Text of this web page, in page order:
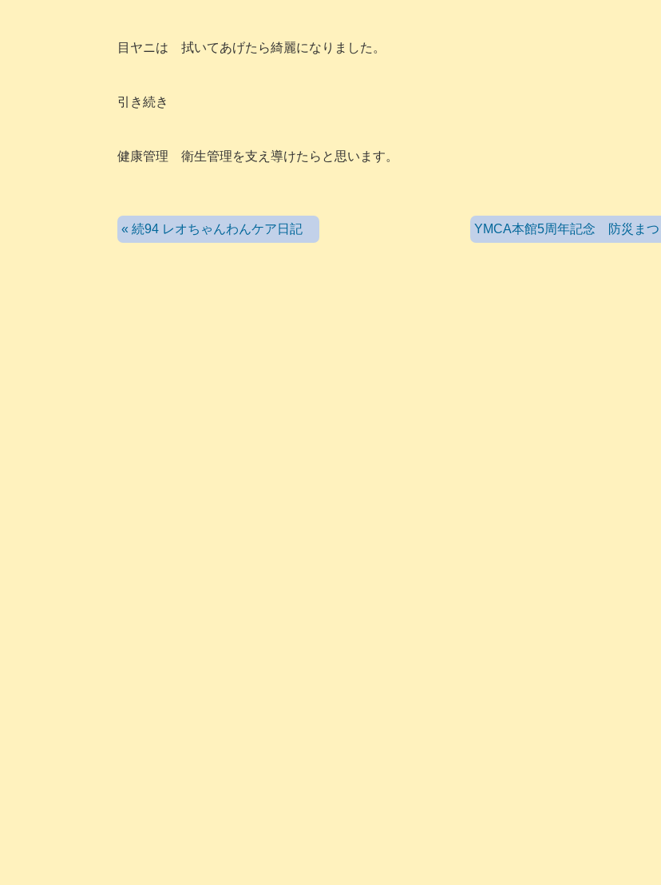
目ヤニは 拭いてあげたら綺麗になりました。
引き続き
健康管理 衛生管理を支え導けたらと思います。
« 続94 レオちゃんわんケア日記 YMCA本館5周年記念 防災まつ